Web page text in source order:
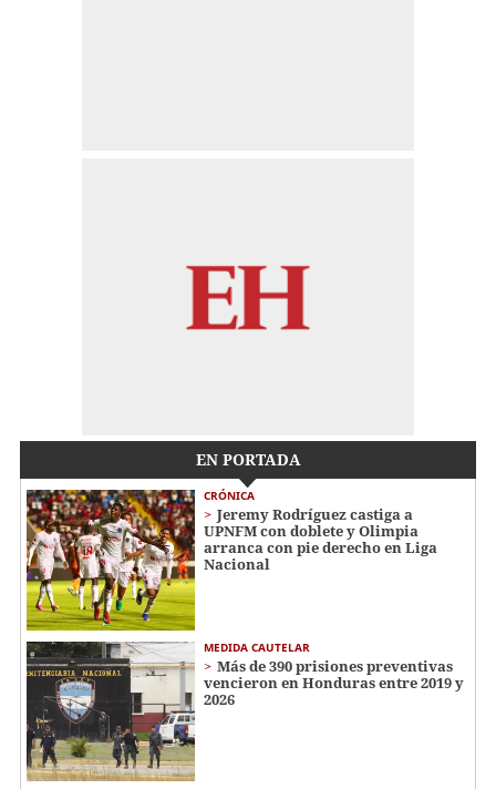
EN PORTADA
CRÓNICA
Jeremy Rodríguez castiga a
UPNFM con doblete y Olimpia
arranca con pie derecho en Liga
Nacional
MEDIDA CAUTELAR
Más de 390 prisiones preventivas
vencieron en Honduras entre 2019 y
2026